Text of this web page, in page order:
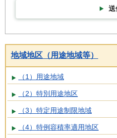
送
地域地区（用途地域等）
（1）用途地域
（2）特別用途地区
（3）特定用途制限地域
（4）特例容積率適用地区